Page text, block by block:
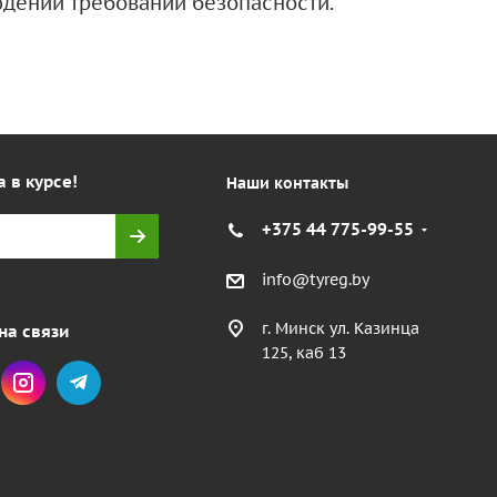
в курсе!
связи
Наши контакты
+375 44 775-99-55
info@tyreg.by
г. Минск ул. Казинца
125, каб 13